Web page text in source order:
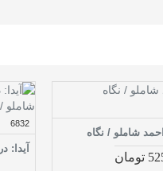
شاملو / نگاه
6832